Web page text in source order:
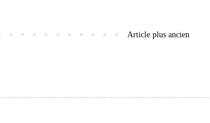
Article plus ancien